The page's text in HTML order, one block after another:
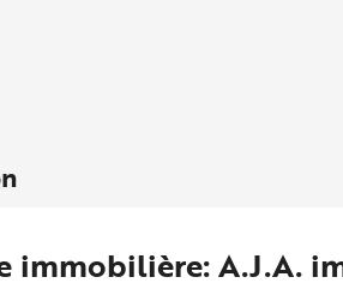
immobilière: A.J.A.